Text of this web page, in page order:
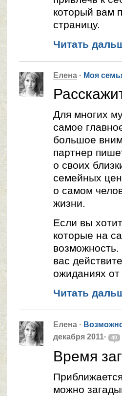
который вам
страницу.
Читать
Елена · Моя
Для многих
самое
большое
партнер
о своих
семейных
о самом
жизни.
Если вы
которые на
возможность.
вас
ожиданиях
Читать
Елена ·
декабря 2011·
40
Время
можно